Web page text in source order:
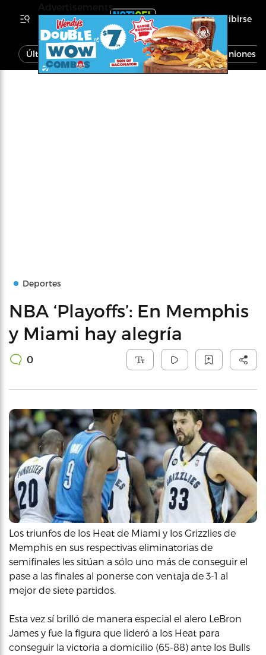
Inscribirse
Última Hora Noticias Economía Opiniones
Deportes
NBA ‘Playoffs’: En Memphis
y Miami hay alegría
0
Los triunfos de los Heat de Miami y los Grizzlies de
Memphis en sus respectivas eliminatorias de
semifinales les sitúan a sólo uno más de conseguir el
pase a las finales al ponerse con ventaja de 3-1 al
mejor de siete partidos.
Esta vez sí brilló de manera especial el alero LeBron
James y fue la figura que lideró a los Heat para
conseguir la victoria a domicilio (65-88) ante los Bulls
Advertisements